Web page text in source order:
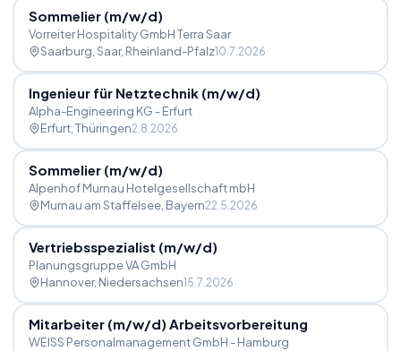
Sommelier (m/w/d)
Vorreiter Hospitality GmbH Terra Saar
Saarburg, Saar, Rheinland-Pfalz10.7.2026
Ingenieur für Netztechnik (m/w/d)
Alpha-Engineering KG - Erfurt
Erfurt, Thüringen2.8.2026
Sommelier (m/w/d)
Alpenhof Murnau Hotelgesellschaft mbH
Murnau am Staffelsee, Bayern22.5.2026
Vertriebsspezialist (m/w/d)
Planungsgruppe VA GmbH
Hannover, Niedersachsen15.7.2026
Mitarbeiter (m/w/d) Arbeitsvorbereitung
WEISS Personalmanagement GmbH - Hamburg